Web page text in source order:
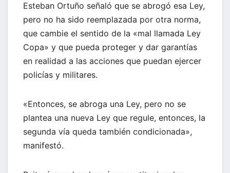
Esteban Ortuño señaló que se abrogó esa Ley,
pero no ha sido reemplazada por otra norma,
que cambie el sentido de la «mal llamada Ley
Copa» y que pueda proteger y dar garantías
en realidad a las acciones que puedan ejercer
policías y militares.
«Entonces, se abroga una Ley, pero no se
plantea una nueva Ley que regule, entonces, la
segunda vía queda también condicionada»,
manifestó.